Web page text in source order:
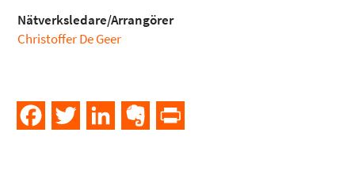
Nätverksledare/Arrangörer
Christoffer De Geer
FacebookTwitter LinkedInEvernote